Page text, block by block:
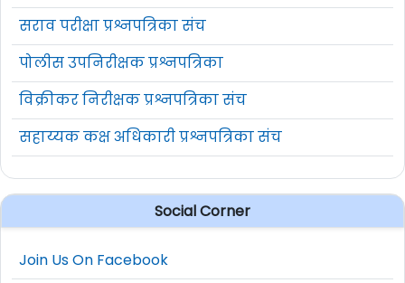
सराव परीक्षा प्रश्नपत्रिका संच
पोलीस उपनिरीक्षक प्रश्नपत्रिका
विक्रीकर निरीक्षक प्रश्नपत्रिका संच
सहाय्यक कक्ष अधिकारी प्रश्नपत्रिका संच
Social Corner
Join Us On Facebook